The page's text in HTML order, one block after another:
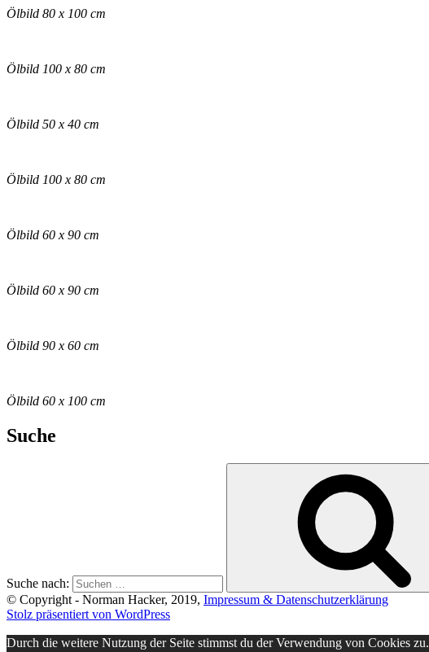
Ölbild 80 x 100 cm
Ölbild 100 x 80 cm
Ölbild 50 x 40 cm
Ölbild 100 x 80 cm
Ölbild 60 x 90 cm
Ölbild 60 x 90 cm
Ölbild 90 x 60 cm
Ölbild 60 x 100 cm
Suche
Suche nach:
© Copyright - Norman Hacker, 2019, Impressum & Datenschutzerklärung
Stolz präsentiert von WordPress
Durch die weitere Nutzung der Seite stimmst du der Verwendung von Cookies zu.